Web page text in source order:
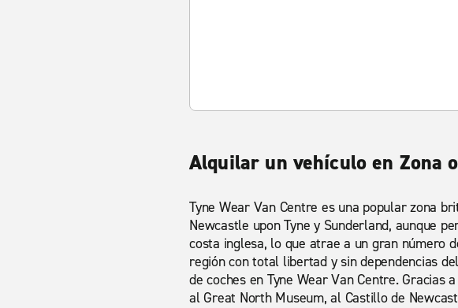
Alquilar un vehículo en Zona
Tyne Wear Van Centre es una popular zona
Newcastle upon Tyne y Sunderland, aunque
costa inglesa, lo que atrae a un gran número
región con total libertad y sin dependencias
de coches en Tyne Wear Van Centre.
al Great North Museum, al Castillo de